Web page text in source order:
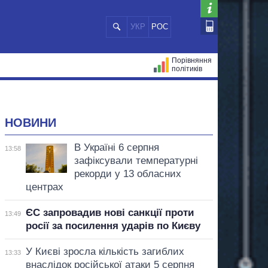
УКР РОС
Порівняння
політиків
НОВИНИ
13:58
В Україні 6 серпня
зафіксували температурні
рекорди у 13 обласних
центрах
13:49
ЄС запровадив нові санкції проти
росії за посилення ударів по Києву
13:33
У Києві зросла кількість загиблих
внаслідок російської атаки 5 серпня